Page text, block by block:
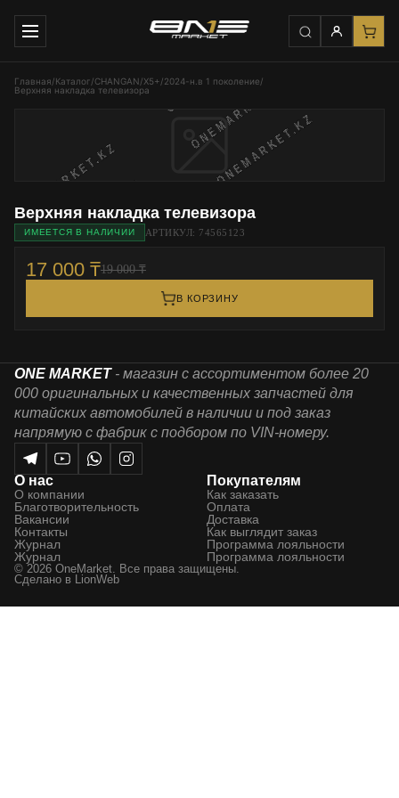
Главная/Каталог/CHANGAN/Х5+/2024-н.в 1 поколение/
Верхняя накладка телевизора
Верхняя накладка телевизора
ИМЕЕТСЯ В НАЛИЧИИ АРТИКУЛ: 74565123
17 000 ₸19 000 ₸
В КОРЗИНУ
ONE MARKET - магазин с ассортиментом более 20
000 оригинальных и качественных запчастей для
китайских автомобилей в наличии и под заказ
напрямую с фабрик с подбором по VIN-номеру.
О нас
О компании
Благотворительность
Вакансии
Контакты
Журнал
Журнал
Покупателям
Как заказать
Оплата
Доставка
Как выглядит заказ
Программа лояльности
Программа лояльности
© 2026 OneMarket. Все права защищены.
Сделано в
LionWeb